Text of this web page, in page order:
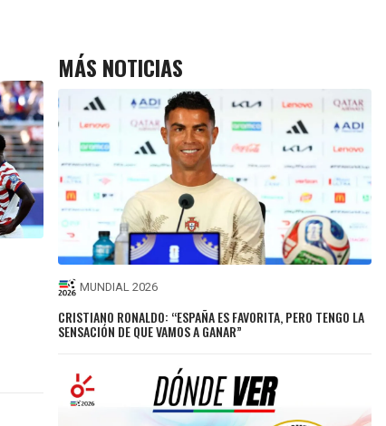
MÁS NOTICIAS
MUNDIAL 2026
CRISTIANO RONALDO: “ESPAÑA ES FAVORITA, PERO TENGO LA
SENSACIÓN DE QUE VAMOS A GANAR”